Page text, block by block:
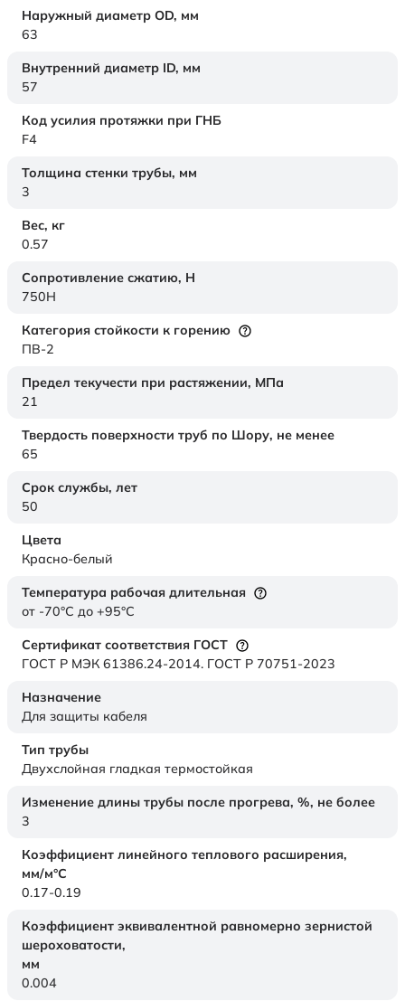
Наружный диаметр OD, мм
63
Внутренний диаметр ID, мм
57
Код усилия протяжки при ГНБ
F4
Толщина стенки трубы, мм
3
Вес, кг
0.57
Сопротивление сжатию, Н
750H
Категория стойкости к горению
ПВ-2
Предел текучести при растяжении, МПа
21
Твердость поверхности труб по Шору, не менее
65
Срок службы, лет
50
Цвета
Красно-белый
Температура рабочая длительная
от -70°C до +95°C
Сертификат соответствия ГОСТ
ГОСТ Р МЭК 61386.24-2014. ГОСТ Р 70751-2023
Назначение
Для защиты кабеля
Тип трубы
Двухслойная гладкая термостойкая
Изменение длины трубы после прогрева, %, не более
3
Коэффициент линейного теплового расширения,
мм/м°С
0.17-0.19
Коэффициент эквивалентной равномерно зернистой
шероховатости,
мм
0.004